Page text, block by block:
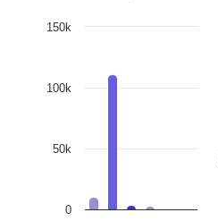
0
50k
100k
150k